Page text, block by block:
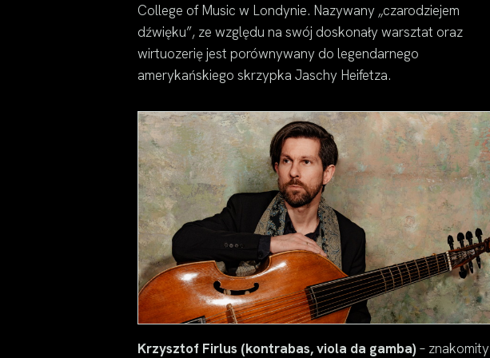
College of Music w Londynie. Nazywany „czarodziejem
dźwięku”, ze względu na swój doskonały warsztat oraz
wirtuozerię jest porównywany do legendarnego
amerykańskiego skrzypka Jaschy Heifetza.
Krzysztof Firlus (kontrabas, viola da gamba) – znakomity